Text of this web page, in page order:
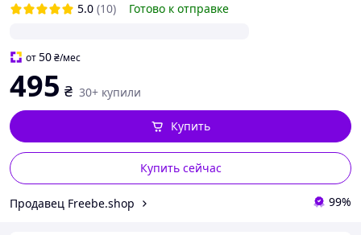
5.0 (10) Готово к отправке
от50₴/мес
495 ₴ 30+ купили
Купить сейчас
Купить
Продавец Freebe.shop 99%